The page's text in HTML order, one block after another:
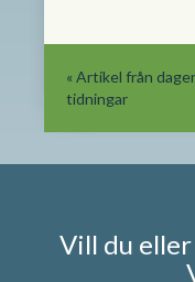
« Artikel från
tidningar
Vill du